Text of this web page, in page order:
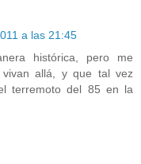
a las 21:45
histórica, pero me
allá, y que tal vez
terremoto del 85 en la